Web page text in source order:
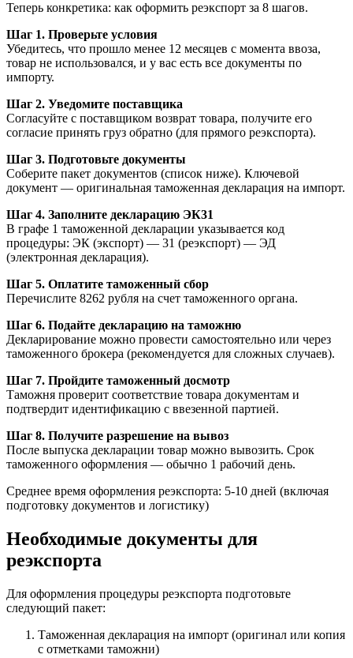
Теперь конкретика: как оформить реэкспорт за 8 шагов.
Шаг 1. Проверьте условия
Убедитесь, что прошло менее 12 месяцев с момента ввоза,
товар не использовался, и у вас есть все документы по
импорту.
Шаг 2. Уведомите поставщика
Согласуйте с поставщиком возврат товара, получите его
согласие принять груз обратно (для прямого реэкспорта).
Шаг 3. Подготовьте документы
Соберите пакет документов (список ниже). Ключевой
документ — оригинальная таможенная декларация на импорт.
Шаг 4. Заполните декларацию ЭК31
В графе 1 таможенной декларации указывается код
процедуры: ЭК (экспорт) — 31 (реэкспорт) — ЭД
(электронная декларация).
Шаг 5. Оплатите таможенный сбор
Перечислите 8262 рубля на счет таможенного органа.
Шаг 6. Подайте декларацию на таможню
Декларирование можно провести самостоятельно или через
таможенного брокера (рекомендуется для сложных случаев).
Шаг 7. Пройдите таможенный досмотр
Таможня проверит соответствие товара документам и
подтвердит идентификацию с ввезенной партией.
Шаг 8. Получите разрешение на вывоз
После выпуска декларации товар можно вывозить. Срок
таможенного оформления — обычно 1 рабочий день.
Среднее время оформления реэкспорта: 5-10 дней (включая
подготовку документов и логистику)
Необходимые документы для
реэкспорта
Для оформления процедуры реэкспорта подготовьте
следующий пакет:
Таможенная декларация на импорт (оригинал или копия
с отметками таможни)